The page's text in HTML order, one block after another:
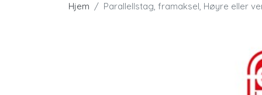
Hjem Parallellstag, framaksel, Høyre eller